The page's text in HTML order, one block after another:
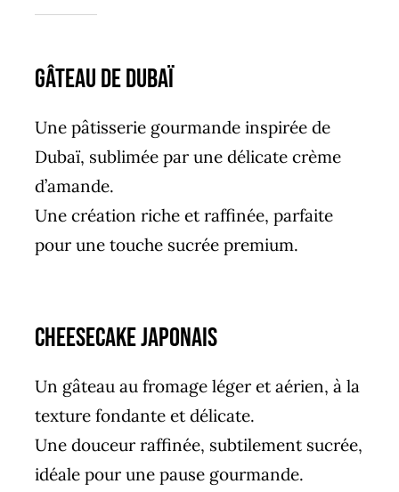
Gâteau de Dubaï
Une pâtisserie gourmande inspirée de
Dubaï, sublimée par une délicate crème
d’amande.
Une création riche et raffinée, parfaite
pour une touche sucrée premium.
Cheesecake japonais
Un gâteau au fromage léger et aérien, à la
texture fondante et délicate.
Une douceur raffinée, subtilement sucrée,
idéale pour une pause gourmande.